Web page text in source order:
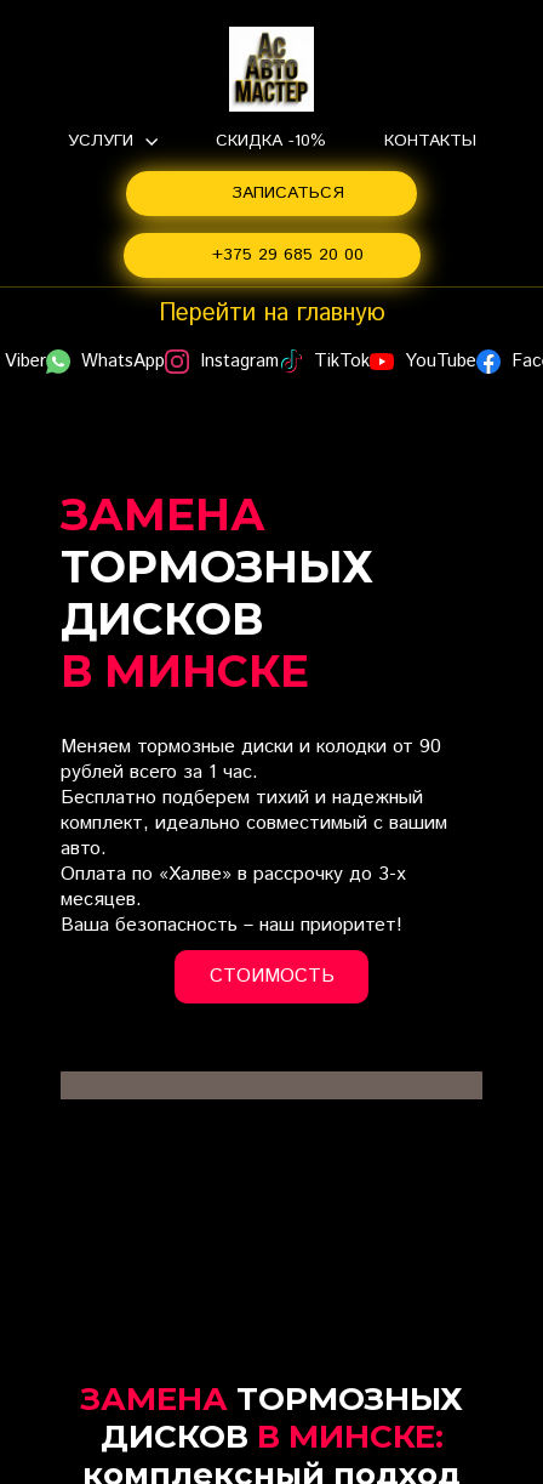
УСЛУГИ СКИДКА -10% КОНТАКТЫ
ЗАПИСАТЬСЯ
+375 29 685 20 00
Перейти на главную
Viber WhatsApp Instagram TikTok YouTube
СТОИМОСТЬ
ЗАМЕНА
ТОРМОЗНЫХ
ДИСКОВ
В МИНСКЕ
Меняем тормозные диски и колодки от 90
рублей всего за 1 час.
Бесплатно подберем тихий и надежный
комплект, идеально совместимый с вашим
авто.
Оплата по «Халве» в рассрочку до 3-х
месяцев.
Ваша безопасность – наш приоритет!
ЗАМЕНА ТОРМОЗНЫХ
ДИСКОВ В МИНСКЕ:
комплексный подход